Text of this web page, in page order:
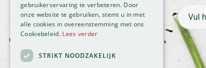
gebruikerservaring te verbeteren. Door
onze website te gebruiken, stemt u in met
alle cookies in overeenstemming met ons
Cookiebeleid. Lees verder
STRIKT NOODZAKELIJK